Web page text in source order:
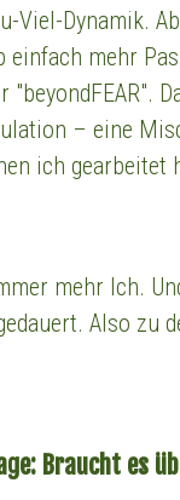
Viel-Dynamik.
einfach mehr
"beyondFEAR".
– eine
ich gearbeitet
mehr Ich.
Also zu
Braucht es